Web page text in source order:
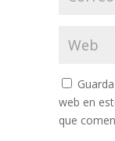
web en
que